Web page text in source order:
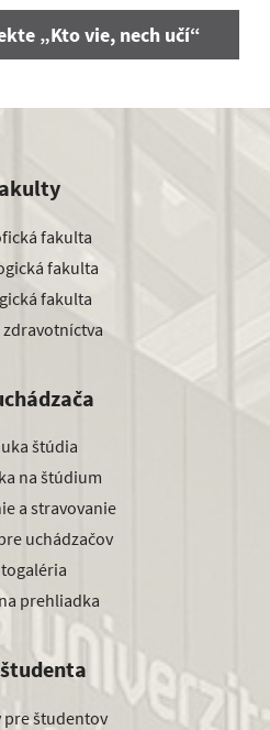
„Kto vie, nech učí“
fakulta
fakulta
fakulta
zdravotníctva
štúdia
na štúdium
a stravovanie
uchádzačov
prehliadka
pre študentov